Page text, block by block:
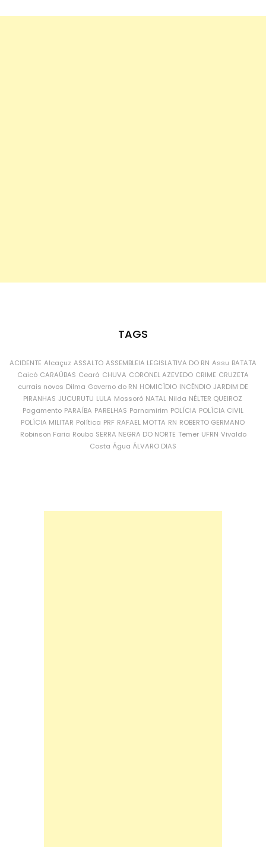
TAGS
ACIDENTE Alcaçuz ASSALTO ASSEMBLEIA LEGISLATIVA DO RN Assu BATATA
Caicó CARAÚBAS Ceará CHUVA CORONEL AZEVEDO CRIME CRUZETA
currais novos Dilma Governo do RN HOMICÍDIO INCÊNDIO JARDIM DE
PIRANHAS JUCURUTU LULA Mossoró NATAL Nilda NÉLTER QUEIROZ
Pagamento PARAÍBA PARELHAS Parnamirim POLÍCIA POLÍCIA CIVIL
POLÍCIA MILITAR Política PRF RAFAEL MOTTA RN ROBERTO GERMANO
Robinson Faria Roubo SERRA NEGRA DO NORTE Temer UFRN Vivaldo
Costa Água ÁLVARO DIAS